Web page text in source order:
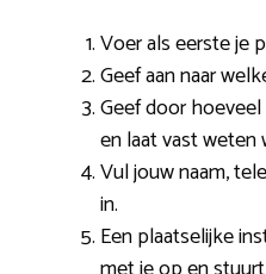
Voer als eerste je
Geef aan naar
Geef door
en laat vast weten
Vul jouw naam,
in.
Een plaatselijke